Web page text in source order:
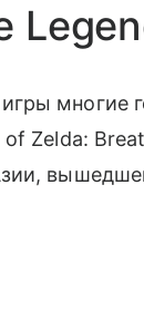
многие
of Zelda: